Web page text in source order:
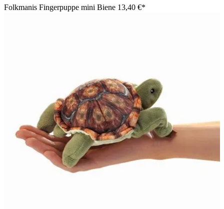
Folkmanis Fingerpuppe mini Biene 13,40 €*